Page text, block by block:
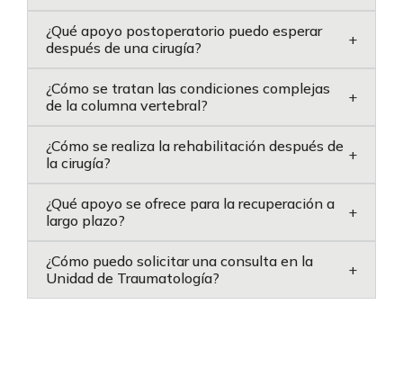
¿Qué apoyo postoperatorio puedo esperar
después de una cirugía?
+
¿Cómo se tratan las condiciones complejas
de la columna vertebral?
+
¿Cómo se realiza la rehabilitación después de
la cirugía?
+
¿Qué apoyo se ofrece para la recuperación a
largo plazo?
+
¿Cómo puedo solicitar una consulta en la
Unidad de Traumatología?
+